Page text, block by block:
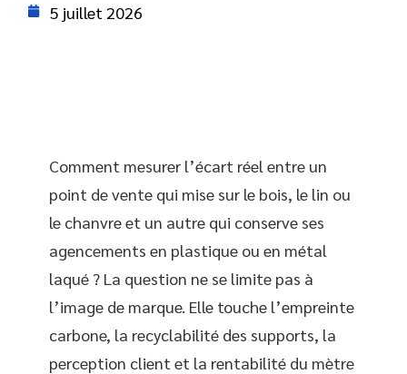
5 juillet 2026
Comment mesurer l’écart réel entre un
point de vente qui mise sur le bois, le lin ou
le chanvre et un autre qui conserve ses
agencements en plastique ou en métal
laqué ? La question ne se limite pas à
l’image de marque. Elle touche l’empreinte
carbone, la recyclabilité des supports, la
perception client et la rentabilité du mètre